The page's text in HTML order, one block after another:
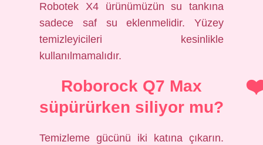
Robotek X4 ürünümüzün su tankına
sadece saf su eklenmelidir. Yüzey
temizleyicileri kesinlikle
kullanılmamalıdır.
Roborock Q7 Max
süpürürken siliyor mu?
Temizleme gücünü iki katına çıkarın.